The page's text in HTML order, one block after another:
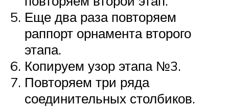
Еще два раза повторяем
раппорт орнамента второго
этапа.
Копируем узор этапа №3.
Повторяем три ряда
соединительных столбиков.